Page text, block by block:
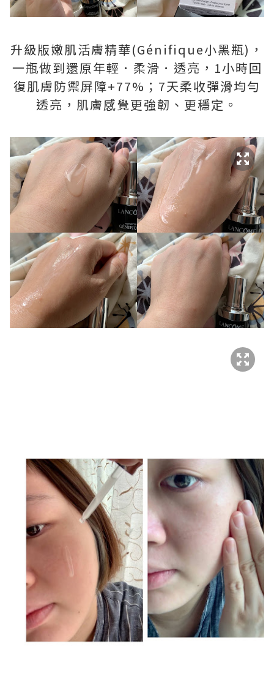
升級版嫩肌活膚精華(Génifique小黑瓶)，
一瓶做到還原年輕．柔滑．透亮，1小時回
復肌膚防禦屏障+77%；7天柔收彈滑均勻
透亮，肌膚感覺更強韌、更穩定。